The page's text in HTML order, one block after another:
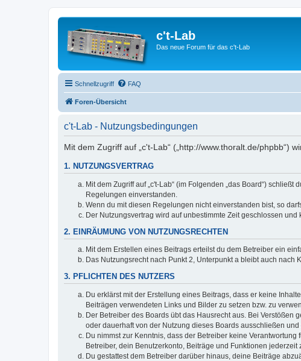
c't-Lab
Das neue Forum für das c't-Lab
Schnellzugriff FAQ
Foren-Übersicht
c't-Lab - Nutzungsbedingungen
Mit dem Zugriff auf „c't-Lab“ („http://www.thoralt.de/phpbb“)
1. NUTZUNGSVERTRAG
Mit dem Zugriff auf „c't-Lab“ (im Folgenden „das Board“)
Regelungen einverstanden.
Wenn du mit diesen Regelungen nicht einverstanden bist, so
Der Nutzungsvertrag wird auf unbestimmte Zeit geschlossen
2. EINRÄUMUNG VON NUTZUNGSRECHTEN
Mit dem Erstellen eines Beitrags erteilst du dem Betreiber ein
Das Nutzungsrecht nach Punkt 2, Unterpunkt a bleibt auch nach
3. PFLICHTEN DES NUTZERS
Du erklärst mit der Erstellung eines Beitrags, dass er keine
Beiträgen verwendeten Links und Bilder zu setzen bzw. zu
Der Betreiber des Boards übt das Hausrecht aus. Bei
oder dauerhaft von der Nutzung dieses Boards ausschließen und
Du nimmst zur Kenntnis, dass der Betreiber keine
Betreiber, dein Benutzerkonto, Beiträge und Funktionen jederzeit
Du gestattest dem Betreiber darüber hinaus, deine Beiträge